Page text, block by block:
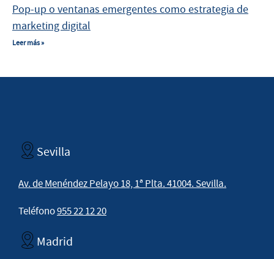
Pop-up o ventanas emergentes como estrategia de
marketing digital
Leer más »
Sevilla
Av. de Menéndez Pelayo 18, 1ª Plta. 41004. Sevilla.
Teléfono955 22 12 20
Madrid